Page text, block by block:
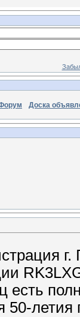
Доска
есть
летия